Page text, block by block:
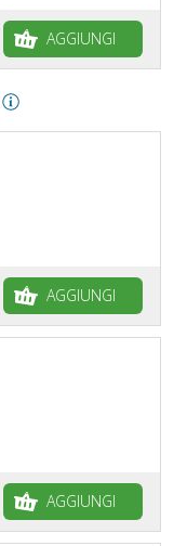
AGGIUNGI
AGGIUNGI
AGGIUNGI